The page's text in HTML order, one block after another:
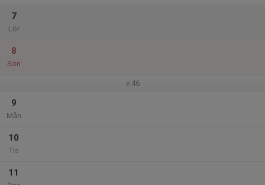
7
Lör
8
Sön
v.46
9
Mån
10
Tis
11